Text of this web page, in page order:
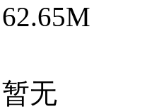
62.65M
暂无